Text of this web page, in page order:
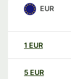
EUR
1 EUR
5 EUR